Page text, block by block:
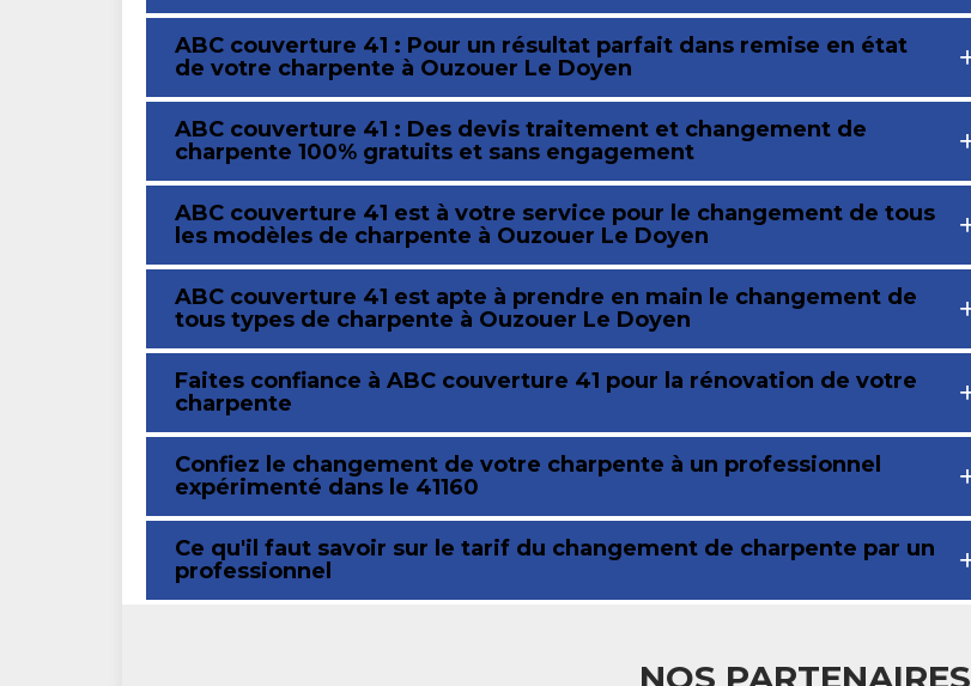
ABC couverture 41 : Pour un résultat parfait dans remise en état
de votre charpente à Ouzouer Le Doyen
ABC couverture 41 : Des devis traitement et changement de
charpente 100% gratuits et sans engagement
ABC couverture 41 est à votre service pour le changement de tous
les modèles de charpente à Ouzouer Le Doyen
ABC couverture 41 est apte à prendre en main le changement de
tous types de charpente à Ouzouer Le Doyen
Faites confiance à ABC couverture 41 pour la rénovation de votre
charpente
Confiez le changement de votre charpente à un professionnel
expérimenté dans le 41160
Ce qu'il faut savoir sur le tarif du changement de charpente par un
professionnel